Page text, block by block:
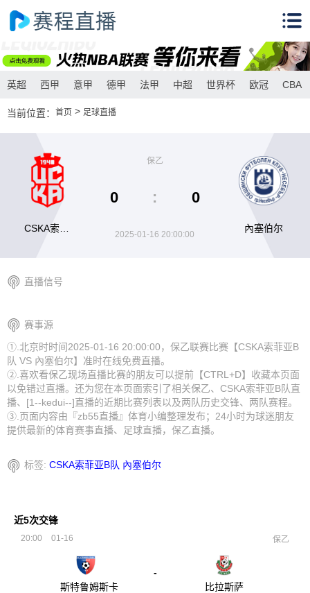
英超 西甲 意甲 德甲 法甲 中超 世界杯 欧冠 CBA
当前位置： 首页 > 足球直播
CSKA索菲
亚B队
保乙
0 : 0
2025-01-16 20:00:00
內塞伯尔
直播信号
赛事源
①.北京时时间2025-01-16 20:00:00，保乙联赛比赛【CSKA索菲亚B
队 VS 內塞伯尔】准时在线免费直播。
②.喜欢看保乙现场直播比赛的朋友可以提前【CTRL+D】收藏本页面
以免错过直播。还为您在本页面索引了相关保乙、CSKA索菲亚B队直
播、[1--kedui--]直播的近期比赛列表以及两队历史交锋、两队赛程。
③.页面内容由『zb55直播』体育小编整理发布；24小时为球迷朋友
提供最新的体育赛事直播、足球直播，保乙直播。
标签: CSKA索菲亚B队 內塞伯尔
近5次交锋
20:00 01-16 保乙
斯特鲁姆斯卡
-
比拉斯萨